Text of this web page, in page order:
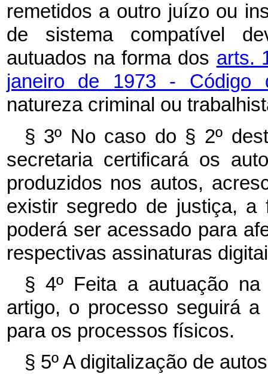
remetidos a outro juízo ou
de sistema compatível
autuados na forma dos arts.
janeiro de 1973 -
natureza criminal ou
§ 3º No caso do § 2º
secretaria certificará os
produzidos nos autos,
existir segredo de justiça,
poderá ser acessado para
respectivas assinaturas
§ 4º Feita a autuação
artigo, o processo seguirá a
para os processos físicos.
§ 5º A digitalização de